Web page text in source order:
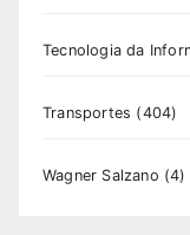
Tecnologia da
Transportes (404)
Wagner Salzano (4)